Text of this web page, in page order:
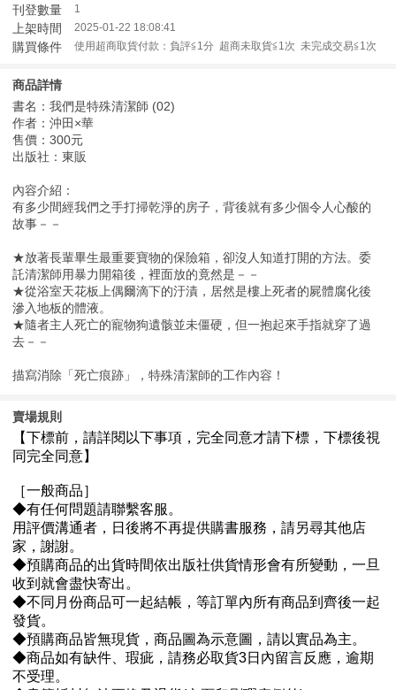
刊登數量 1
上架時間 2025-01-22 18:08:41
購買條件 使用超商取貨付款：負評≦1分 超商未取貨≦1次 未完成交易≦1次
商品詳情
書名：我們是特殊清潔師 (02)
作者：沖田×華
售價：300元
出版社：東販
內容介紹：
有多少間經我們之手打掃乾淨的房子，背後就有多少個令人心酸的
故事－－
★放著長輩畢生最重要寶物的保險箱，卻沒人知道打開的方法。委
託清潔師用暴力開箱後，裡面放的竟然是－－
★從浴室天花板上偶爾滴下的汙漬，居然是樓上死者的屍體腐化後
滲入地板的體液。
★隨者主人死亡的寵物狗遺骸並未僵硬，但一抱起來手指就穿了過
去－－
描寫消除「死亡痕跡」，特殊清潔師的工作內容！
賣場規則